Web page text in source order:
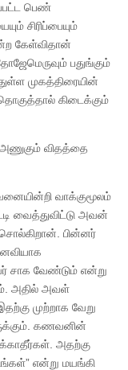
பெண்
சிரிப்பையும்
கேள்விதான்
பதுங்கும்
முகத்திரையின்
கிடைக்கும்
விதத்தை
வாக்குமூலம்
வைத்துவிட்டு அவன்
பின்னர்
சாக வேண்டும் என்று
அதில் அவள்
முற்றாக வேறு
கணவனின்
அதற்கு
என்று மயங்கி